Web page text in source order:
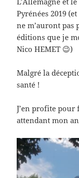
Pyrénées 2019
ne m’auront pas
éditions que je
Nico HEMET 😉)
Malgré la
santé !
J’en profite
attendant mon